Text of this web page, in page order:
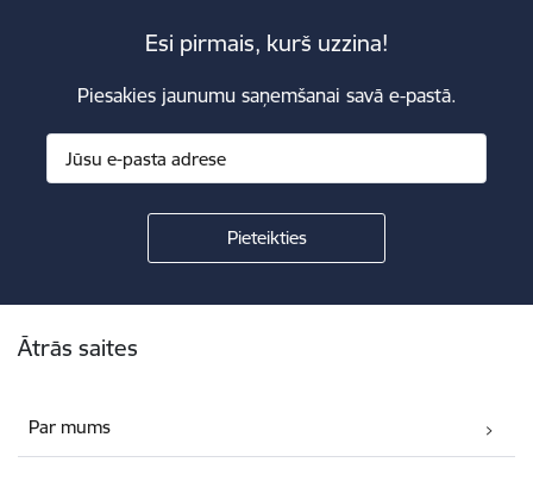
Esi pirmais, kurš uzzina!
Piesakies jaunumu saņemšanai savā e-pastā.
Ātrās saites
Par mums